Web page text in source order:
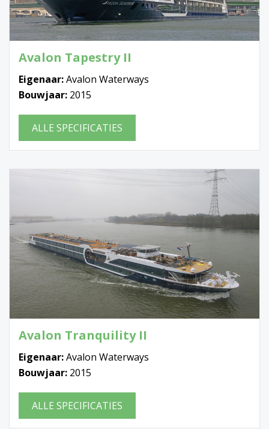
Avalon Tapestry II
Eigenaar:Avalon Waterways
Bouwjaar: 2015
ALLE SPECIFICATIES
Avalon Tranquility II
Eigenaar:Avalon Waterways
Bouwjaar: 2015
ALLE SPECIFICATIES